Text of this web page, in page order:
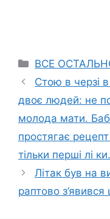
Categories
ВСЕ
Стою в черзі
двоє людей: не
молода мати.
простягає
тільки перші лі
Літак був на
раптово